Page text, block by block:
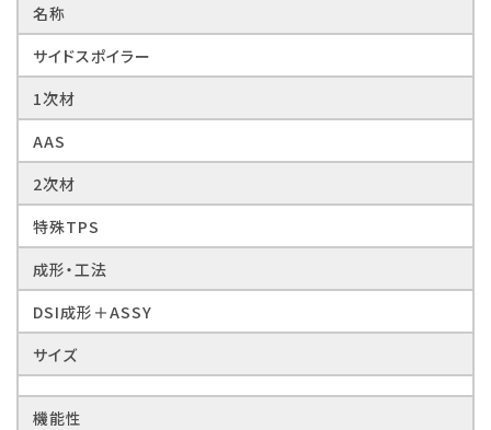
名称
サイドスポイラー
1次材
AAS
2次材
特殊TPS
成形・工法
DSI成形＋ASSY
サイズ
機能性